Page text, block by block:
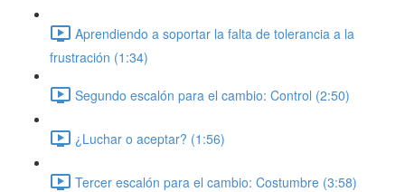
Aprendiendo a soportar la falta de tolerancia a la
frustración (1:34)
Segundo escalón para el cambio: Control (2:50)
¿Luchar o aceptar? (1:56)
Tercer escalón para el cambio: Costumbre (3:58)